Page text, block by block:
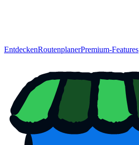
EntdeckenRoutenplanerPremium-Features